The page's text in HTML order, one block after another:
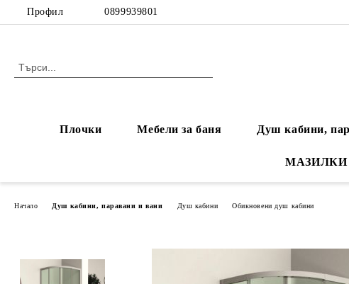
Профил 0899939801
Плочки Мебели за баня Душ кабини,
МАЗИЛКИ
Начало Душ кабини, паравани и вани Душ кабини Обикновени душ кабини